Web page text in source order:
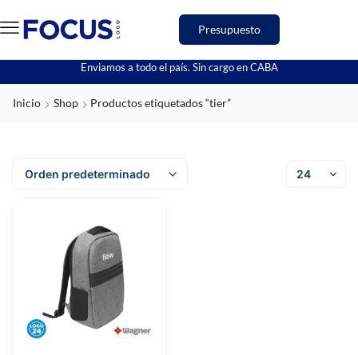
Presupuesto
Enviamos a todo el país. Sin cargo en CABA
Inicio Shop Productos etiquetados “tier”